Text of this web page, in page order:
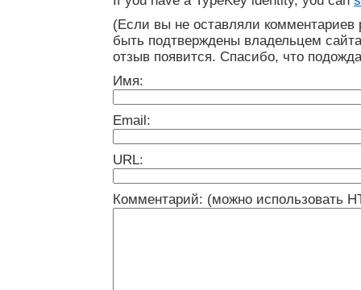
(Если вы не оставляли
быть подтверждены владельцем
отзыв появится. Спасибо, что
Имя:
Email:
URL:
Комментарий: (можно использовать